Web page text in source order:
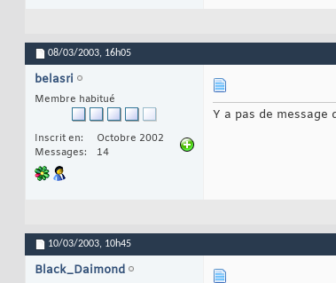
08/03/2003, 16h05
belasri
Membre habitué
Inscrit en
Octobre 2002
Messages
14
Y a pas de message
10/03/2003, 10h45
Black_Daimond